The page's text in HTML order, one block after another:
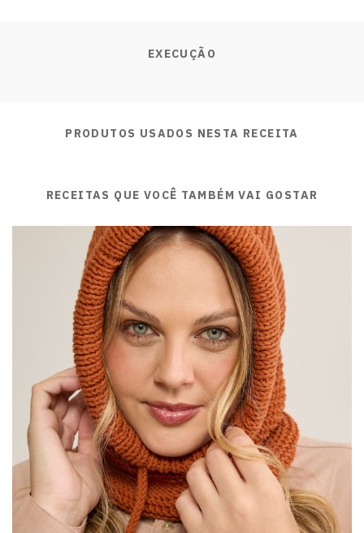
EXECUÇÃO
PRODUTOS USADOS NESTA RECEITA
RECEITAS QUE VOCÊ TAMBÉM VAI GOSTAR